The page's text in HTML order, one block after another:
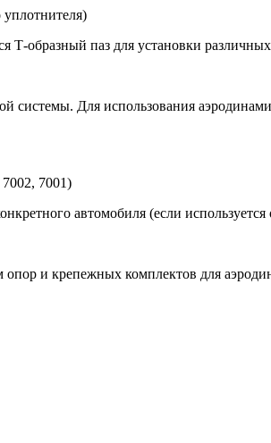
образный паз для установки различных
системы. Для использования
7001)
автомобиля (если
и крепежных комплектов для